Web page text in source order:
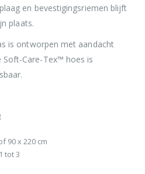
en bevestigingsriemen blijft
plaats.
is ontworpen met aandacht
Soft-Care-Tex™ hoes is
90 x 220 cm
tot 3